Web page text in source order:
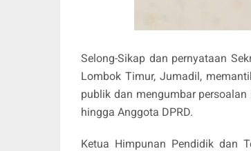
Selong-Sikap dan pernyataan
Lombok Timur, Jumadil,
publik dan mengumbar
hingga Anggota DPRD.
Ketua Himpunan Pendidik dan